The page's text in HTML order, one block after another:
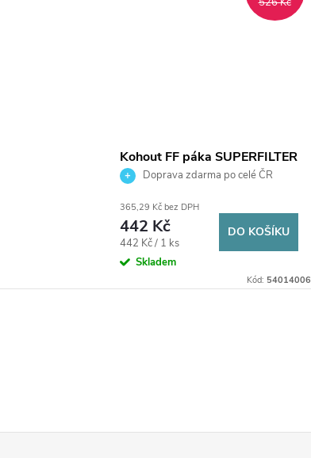
Kohout FF páka SUPERFILTER
BALL pro topení 1/2"/PN30
poniklovaný
Doprava zdarma po celé ČR
365,29 Kč bez DPH
442 Kč
Měrná
cena:
442 Kč / 1 ks
Skladem
DO KOŠÍKU
Kód: 54014006